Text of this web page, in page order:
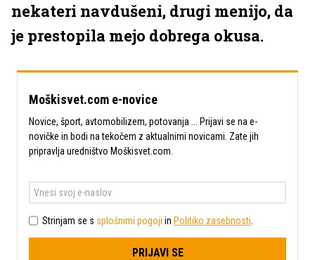
nekateri navdušeni, drugi menijo, da
je prestopila mejo dobrega okusa.
Moškisvet.com e-novice
Novice, šport, avtomobilizem, potovanja ... Prijavi se na e-
novičke in bodi na tekočem z aktualnimi novicami. Zate jih
pripravlja uredništvo Moškisvet.com.
Strinjam se s splošnimi pogoji in Politiko zasebnosti
PRIJAVI SE